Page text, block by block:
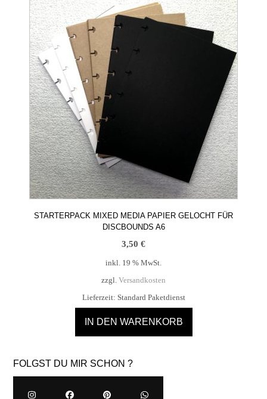
STARTERPACK MIXED MEDIA PAPIER GELOCHT FÜR
DISCBOUNDS A6
3,50 €
inkl. 19 % MwSt.
zzgl. Versandkosten
Lieferzeit: Standard Paketdienst
IN DEN WARENKORB
FOLGST DU MIR SCHON ?